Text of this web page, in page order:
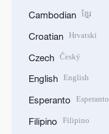
Cambodian ខ្មែរ
Croatian Hrvatski
Czech Český
English English
Esperanto Esperanto
Filipino Filipino